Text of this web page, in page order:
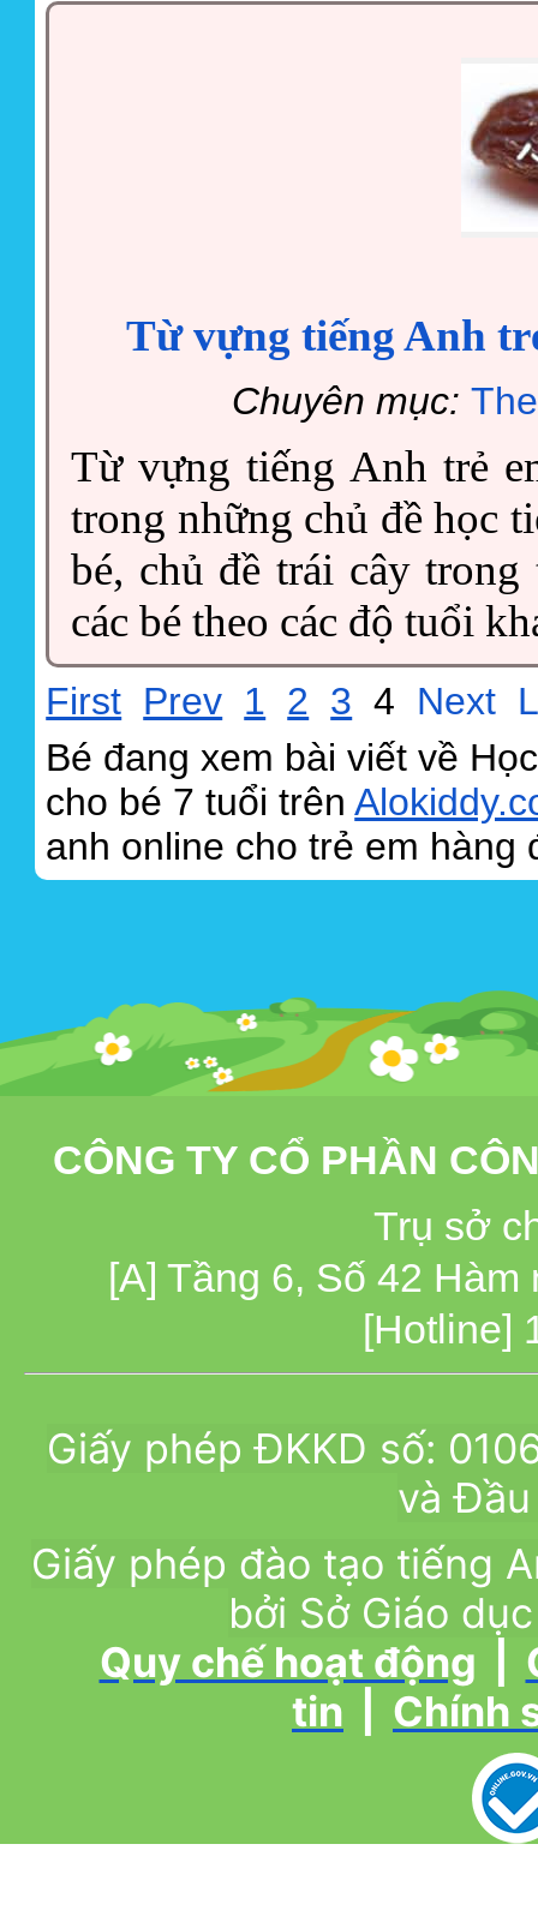
Từ vựng tiếng Anh
Chuyên mục:
Từ vựng tiếng Anh trẻ
trong những chủ đề học
bé, chủ đề trái cây
các bé theo các độ tuổi
First Prev 1 2 3 4 Next
Bé đang xem bài viết về
cho bé 7 tuổi trên
anh online cho trẻ em hàng
CÔNG TY CỔ PHẦN
Trụ sở
[A] Tầng 6, Số 42
[Hotline]
Giấy phép ĐKKD số:
và
Giấy phép đào tạo tiếng
bởi Sở Giáo
Quy chế hoạt động
tin
Chính